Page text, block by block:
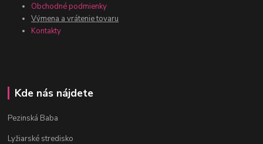
Obchodné podmienky
Výmena a vrátenie tovaru
Kontakty
Kde nás nájdete
Pezinská Baba
Lyžiarské stredisko